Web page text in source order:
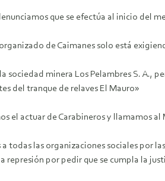
que se efectúa al inicio del
de Caimanes solo está
sociedad minera Los Pelambres S. A.,
del tranque de relaves El Mauro»
el actuar de Carabineros y llamamos
a todas las organizaciones sociales por
represión por pedir que se cumpla la